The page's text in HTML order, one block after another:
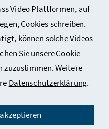
Video Plattformen, auf
Cookies schreiben.
können solche Videos
Sie unsereCookie-
zuzustimmen. Weitere
Datenschutzerklärung.